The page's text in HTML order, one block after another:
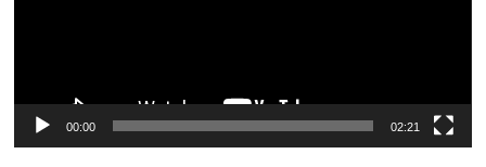
00:00 02:21